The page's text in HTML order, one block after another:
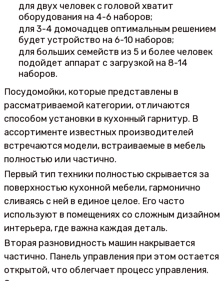
для двух человек с головой хватит
оборудования на 4-6 наборов;
для 3-4 домочадцев оптимальным решением
будет устройство на 6-10 наборов;
для больших семейств из 5 и более человек
подойдет аппарат с загрузкой на 8-14
наборов.
Посудомойки, которые представлены в
рассматриваемой категории, отличаются
способом установки в кухонный гарнитур. В
ассортименте известных производителей
встречаются модели, встраиваемые в мебель
полностью или частично.
Первый тип техники полностью скрывается за
поверхностью кухонной мебели, гармонично
сливаясь с ней в единое целое. Его часто
используют в помещениях со сложным дизайном
интерьера, где важна каждая деталь.
Вторая разновидность машин накрывается
частично. Панель управления при этом остается
открытой, что облегчает процесс управления.